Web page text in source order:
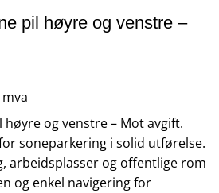
pil høyre og venstre –
og venstre – Mot avgift.
soneparkering i solid utførelse.
arbeidsplasser og offentlige rom
og enkel navigering for